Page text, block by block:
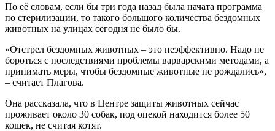
По её словам, если бы три года назад была начата программа
по стерилизации, то такого большого количества бездомных
животных на улицах сегодня не было бы.
«Отстрел бездомных животных – это неэффективно. Надо не
бороться с последствиями проблемы варварскими методами, а
принимать меры, чтобы бездомные животные не рождались»,
– считает Плагова.
Она рассказала, что в Центре защиты животных сейчас
проживает около 30 собак, под опекой находится более 50
кошек, не считая котят.